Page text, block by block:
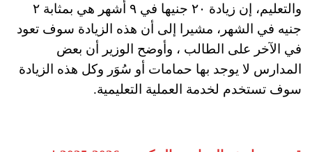
والتعليم، إن زيادة ٢٠ جنيها في ٩ أشهر هي بمثابة ٢
جنيه في الشهر، مشيرا إلى أن هذه الزيادة سوف تعود
في الآخر على الطالب ، وأوضح الوزير أن بعض
المدارس لا يوجد بها حمامات أو سُوَر وكل هذه الزيادة
سوف تستخدم لخدمة العملية التعليمية.